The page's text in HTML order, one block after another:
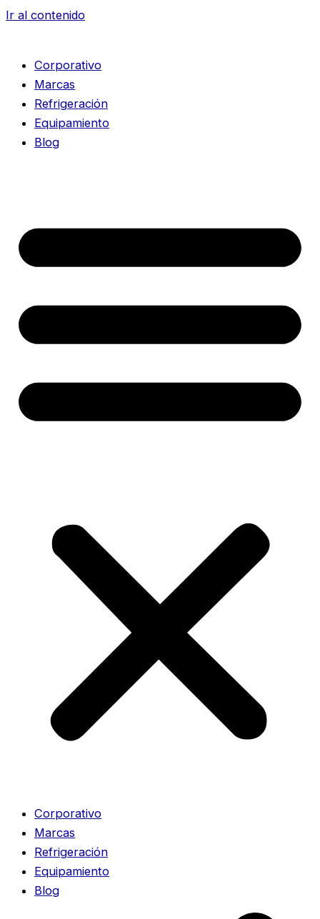
Ir al contenido
Corporativo
Marcas
Refrigeración
Equipamiento
Blog
Corporativo
Marcas
Refrigeración
Equipamiento
Blog